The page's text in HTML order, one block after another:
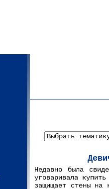
Недавно была
уговаривала
защищает стены